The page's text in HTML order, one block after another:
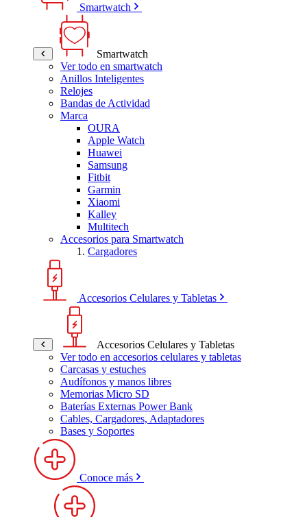
Smartwatch
Smartwatch
Ver todo en smartwatch
Anillos Inteligentes
Relojes
Bandas de Actividad
Marca
OURA
Apple Watch
Huawei
Samsung
Fitbit
Garmin
Xiaomi
Kalley
Multitech
Accesorios para Smartwatch
Cargadores
Accesorios Celulares y Tabletas
Accesorios Celulares y Tabletas
Ver todo en accesorios celulares y tabletas
Carcasas y estuches
Audífonos y manos libres
Memorias Micro SD
Baterías Externas Power Bank
Cables, Cargadores, Adaptadores
Bases y Soportes
Conoce más